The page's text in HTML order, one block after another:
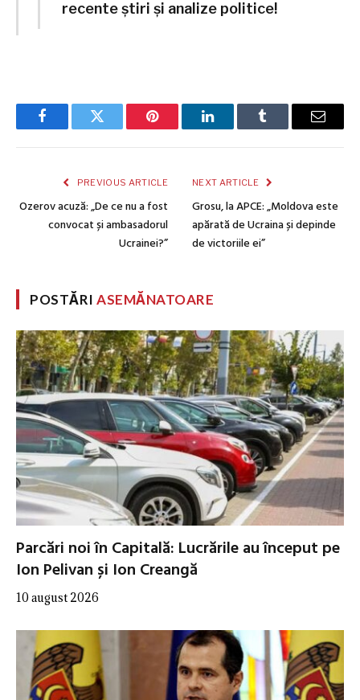
recente știri și analize politice!
FacebookTwitter Pinterest LinkedInTumblr Email
PREVIOUS ARTICLE
Ozerov acuză: „De ce nu a fost
convocat și ambasadorul
Ucrainei?”
NEXT ARTICLE
Grosu, la APCE: „Moldova este
apărată de Ucraina și depinde
de victoriile ei”
POSTĂRIASEMĂNATOARE
Parcări noi în Capitală: Lucrările au început pe
Ion Pelivan și Ion Creangă
10 august 2026